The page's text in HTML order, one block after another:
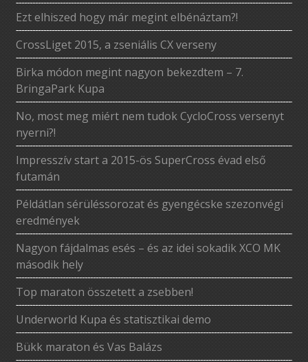
Ezt elhiszed hogy már megint elbénáztam?!
CrossLiget 2015, a zseniális CX verseny
Birka módon megint nagyon bekezdtem – 7.
BringaPark Kupa
No, most meg miért nem tudok CycloCross versenyt
nyerni?!
Impresszív start a 2015-ös SuperCross évad első
futamán
Példátlan sérüléssorozat és gyengécske szezonvégi
eredmények
Nagyon fájdalmas esés – és az idei sokadik XCO MK
második hely
Top maraton összetett a zsebben!
Underworld Kupa és statisztikai demo
Bükk maraton és Vas Balázs